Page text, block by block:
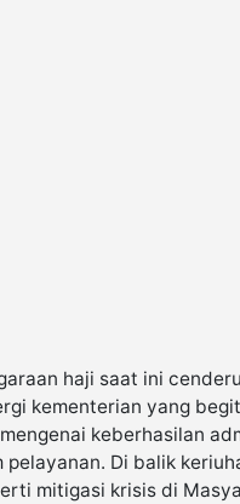
haji saat ini
kementerian yang
keberhasilan
pelayanan. Di balik
mitigasi krisis di